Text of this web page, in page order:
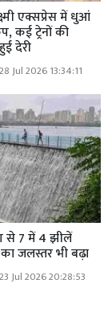
एक्सप्रेस में धुआं
कई ट्रेनों की
देरी
Jul 2026 13:34:11
से 7 में 4 झीलें
जलस्तर भी बढ़ा
Jul 2026 20:28:53